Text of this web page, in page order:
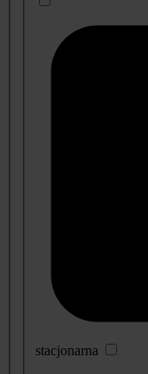
stacjonarna